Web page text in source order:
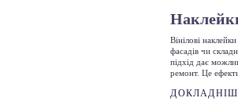
Вінілові
фасадів чи
підхід дає
ремонт. Це